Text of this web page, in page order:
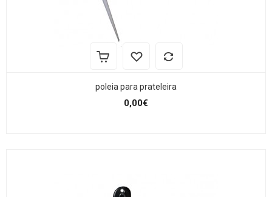
poleia para prateleira
0,00€